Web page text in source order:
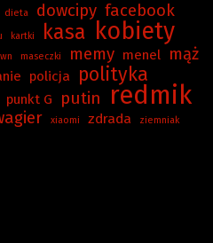
dieta dowcipy facebook
kartki kasa kobiety
maseczki memy menel mąż
policja polityka
punkt G putin redmik
xiaomi zdrada
ziemniak